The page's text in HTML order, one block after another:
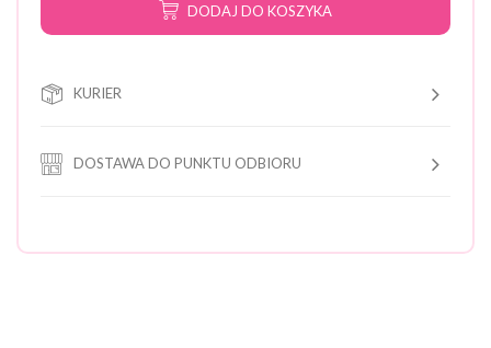
DODAJ DO KOSZYKA
KURIER
DOSTAWA DO PUNKTU ODBIORU